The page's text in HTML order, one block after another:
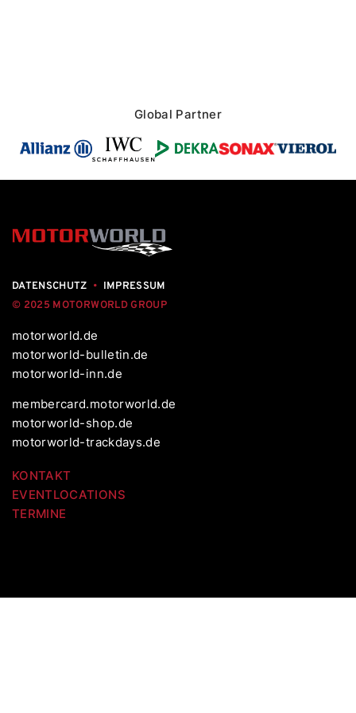
Global Partner
DATENSCHUTZ • IMPRESSUM
© 2025 MOTORWORLD GROUP
motorworld.de
motorworld-bulletin.de
motorworld-inn.de
membercard.motorworld.de
motorworld-shop.de
motorworld-trackdays.de
KONTAKT
EVENTLOCATIONS
TERMINE